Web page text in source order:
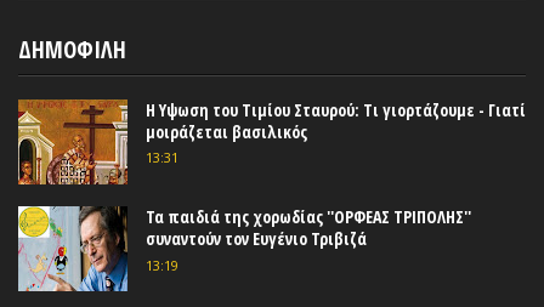
ΔΗΜΟΦΙΛΗ
Η Υψωση του Τιμίου Σταυρού: Τι γιορτάζουμε - Γιατί
μοιράζεται βασιλικός
13:31
Τα παιδιά της χορωδίας ''ΟΡΦΕΑΣ ΤΡΙΠΟΛΗΣ''
συναντούν τον Ευγένιο Τριβιζά
13:19